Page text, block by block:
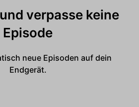
verpasse keine
Episode
neue Episoden auf dein
Endgerät.